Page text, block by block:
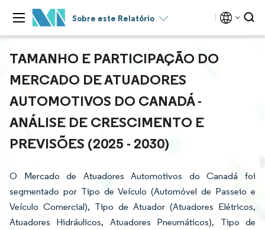
Sobre este Relatório
TAMANHO E PARTICIPAÇÃO DO
MERCADO DE ATUADORES
AUTOMOTIVOS DO CANADÁ -
ANÁLISE DE CRESCIMENTO E
PREVISÕES (2025 - 2030)
O Mercado de Atuadores Automotivos do Canadá foi
segmentado por Tipo de Veículo (Automóvel de Passeio e
Veículo Comercial), Tipo de Atuador (Atuadores Elétricos,
Atuadores Hidráulicos, Atuadores Pneumáticos), Tipo de